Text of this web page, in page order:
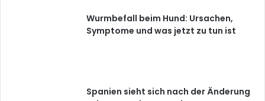
Wurmbefall beim Hund: Ursachen,
Symptome und was jetzt zu tun ist
Spanien sieht sich nach der Änderung